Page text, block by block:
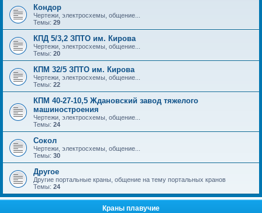
Кондор
Чертежи, электросхемы, общение...
Темы: 29
КПД 5/3,2 ЗПТО им. Кирова
Чертежи, электросхемы, общение...
Темы: 20
КПМ 32/5 ЗПТО им. Кирова
Чертежи, электросхемы, общение...
Темы: 22
КПМ 40-27-10,5 Ждановский завод тяжелого
машиностроения
Чертежи, электросхемы, общение...
Темы: 24
Сокол
Чертежи, электросхемы, общение...
Темы: 30
Другое
Другие портальные краны, общение на тему портальных кранов
Темы: 24
Краны плавучие